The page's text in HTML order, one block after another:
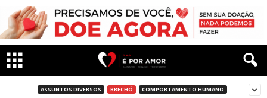
ASSUNTOS DIVERSOS BRECHÓ COMPORTAMENTO HUMANO